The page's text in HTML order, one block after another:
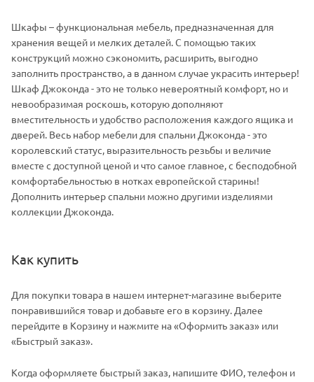
Шкафы – функциональная мебель, предназначенная для
хранения вещей и мелких деталей. С помощью таких
конструкций можно сэкономить, расширить, выгодно
заполнить пространство, а в данном случае украсить интерьер!
Шкаф Джоконда - это не только невероятный комфорт, но и
невообразимая роскошь, которую дополняют
вместительность и удобство расположения каждого ящика и
дверей. Весь набор мебели для спальни Джоконда - это
королевский статус, выразительность резьбы и величие
вместе с доступной ценой и что самое главное, с бесподобной
комфортабельностью в нотках европейской старины!
Дополнить интерьер спальни можно другими изделиями
коллекции Джоконда.
Как купить
Для покупки товара в нашем интернет-магазине выберите
понравившийся товар и добавьте его в корзину. Далее
перейдите в Корзину и нажмите на «Оформить заказ» или
«Быстрый заказ».
Когда оформляете быстрый заказ, напишите ФИО, телефон и